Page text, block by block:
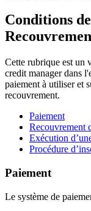
Conditions
Cette rubrique est un
credit manager dans
paiement à utiliser et
recouvrement.
Paiement
Recouvrement
Exécution
Procédure
Paiement
Le système de